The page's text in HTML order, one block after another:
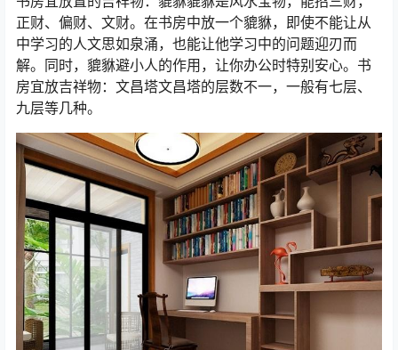
正财、偏财、文财。在书房中放一个貔貅，即使不能让从
中学习的人文思如泉涌，也能让他学习中的问题迎刃而
解。同时，貔貅避小人的作用，让你办公时特别安心。书
房宜放吉祥物：文昌塔文昌塔的层数不一，一般有七层、
九层等几种。